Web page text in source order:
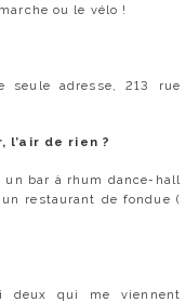
ou le vélo !
seule adresse, 213 rue
l’air de rien ?
un bar à rhum dance-hall
un restaurant de fondue (
deux qui me viennent